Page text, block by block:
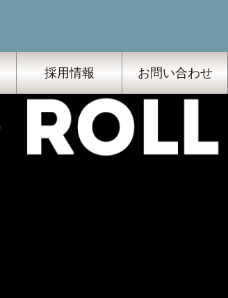
採用情報 お問い合わせ